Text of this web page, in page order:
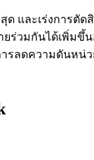
ด และเร่งการ
ร่วมกันได้เพิ่มขึ้น
ารลดความดันหน่